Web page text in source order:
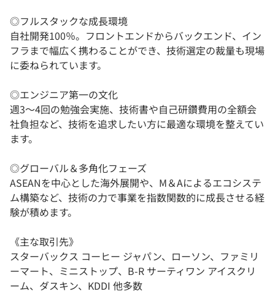
◎フルスタックな成長環境
自社開発100％。フロントエンドからバックエンド、イン
フラまで幅広く携わることができ、技術選定の裁量も現場
に委ねられています。
◎エンジニア第一の文化
週3〜4回の勉強会実施、技術書や自己研鑽費用の全額会
社負担など、技術を追求したい方に最適な環境を整えてい
ます。
◎グローバル＆多角化フェーズ
ASEANを中心とした海外展開や、M＆Aによるエコシステ
ム構築など、技術の力で事業を指数関数的に成長させる経
験が積めます。
《主な取引先》
スターバックス コーヒー ジャパン、ローソン、ファミリ
ーマート、ミニストップ、B-R サーティワン アイスクリ
ーム、ダスキン、KDDI 他多数